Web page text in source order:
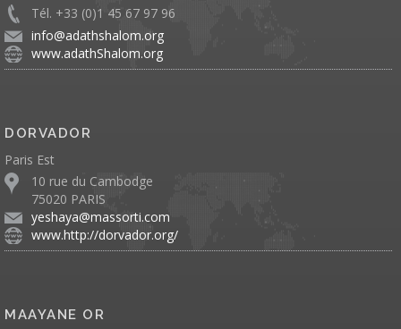
Tél. +33 (0)1 45 67 97 96
info@adathshalom.org
www.adathShalom.org
DORVADOR
Paris Est
10 rue du Cambodge
75020 PARIS
yeshaya@massorti.com
www.http://dorvador.org/
MAAYANE OR